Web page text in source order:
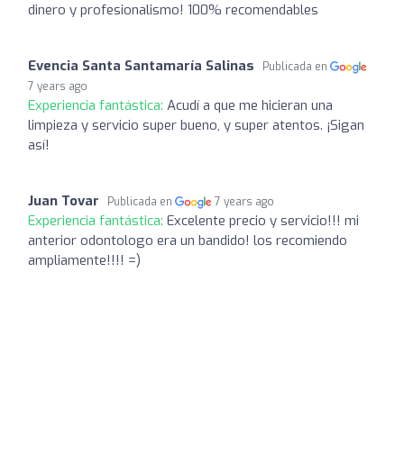
dinero y profesionalismo! 100% recomendables
Evencia Santa Santamaría Salinas
Publicada en
7 years ago
Experiencia fantástica: Acudí a que me hicieran una
limpieza y servicio super bueno, y super atentos. ¡Sigan
así!
Juan Tovar Publicada en 7 years ago
Experiencia fantástica: Excelente precio y servicio!!! mi
anterior odontologo era un bandido! los recomiendo
ampliamente!!!! =)